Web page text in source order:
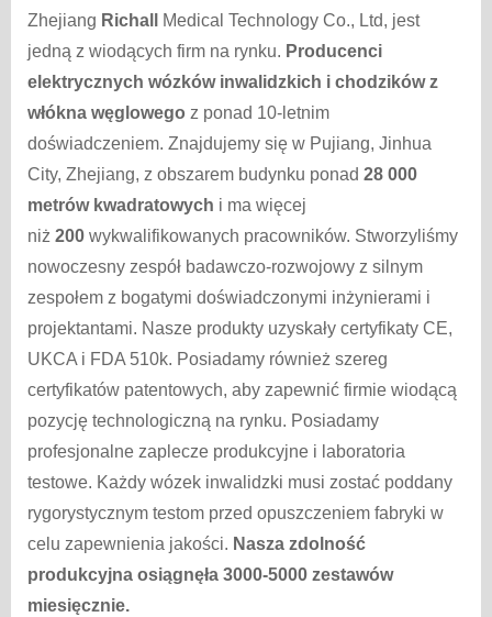
Zhejiang Richall
Medical Technology Co., Ltd, jest
jedną z wiodących firm na rynku. Producenci
elektrycznych wózków inwalidzkich i chodzików z
włókna węglowego z ponad 10-letnim
doświadczeniem. Znajdujemy się w Pujiang, Jinhua
City, Zhejiang, z obszarem budynku ponad 28 000
metrów kwadratowych i ma więcej
niż 200 wykwalifikowanych pracowników. Stworzyliśmy
nowoczesny zespół badawczo-rozwojowy z silnym
zespołem z bogatymi doświadczonymi inżynierami i
projektantami. Nasze produkty uzyskały certyfikaty CE,
UKCA i FDA 510k. Posiadamy również szereg
certyfikatów patentowych, aby zapewnić firmie wiodącą
pozycję technologiczną na rynku. Posiadamy
profesjonalne zaplecze produkcyjne i laboratoria
testowe. Każdy wózek inwalidzki musi zostać poddany
rygorystycznym testom przed opuszczeniem fabryki w
celu zapewnienia jakości. Nasza zdolność
produkcyjna osiągnęła 3000-5000 zestawów
miesięcznie.